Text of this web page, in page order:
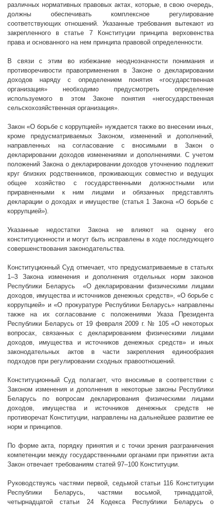
различных нормативных правовых актах, которые, в свою очередь,
должны обеспечивать комплексное регулирование
соответствующих отношений. Указанные требования вытекают из
закрепленного в статье 7 Конституции принципа верховенства
права и основанного на нем принципа правовой определенности.
В связи с этим во избежание неоднозначности понимания и
противоречивости правоприменения в Законе о декларировании
доходов наряду с определением понятия «государственная
организация» необходимо предусмотреть определение
используемого в этом Законе понятия «негосударственная
сельскохозяйственная организация».
Закон «О борьбе с коррупцией» нуждается также во внесении иных,
кроме предусматриваемых Законом, изменений и дополнений,
направленных на согласование с вносимыми в Закон о
декларировании доходов изменениями и дополнениями. С учетом
положений Закона о декларировании доходов уточнению подлежит
круг близких родственников, проживающих совместно и ведущих
общее хозяйство с государственными должностными или
приравненными к ним лицами и обязанных представлять
декларации о доходах и имуществе (статья 1 Закона «О борьбе с
коррупцией»).
Указанные недостатки Закона не влияют на оценку его
конституционности и могут быть исправлены в ходе последующего
совершенствования законодательства.
Конституционный Суд отмечает, что предусматриваемые в статьях
1–3 Закона изменения и дополнения отдельных норм законов
Республики Беларусь
«О декларировании физическими лицами
доходов, имущества и источников денежных средств», «О борьбе с
коррупцией» и «О прокуратуре Республики Беларусь» направлены
также на их согласование с положениями Указа Президента
Республики Беларусь от 19 февраля2009 г. № 105 «О некоторых
вопросах, связанных с декларированием физическими лицами
доходов, имущества и источников денежных средств» и иных
законодательных актов в части закрепления единообразия
подходов при регулировании сходных правоотношений.
Конституционный Суд полагает, что вносимые в соответствии с
Законом изменения и дополнения в некоторые законы Республики
Беларусь по вопросам декларирования физическими лицами
доходов, имущества и источников денежных средств не
противоречат Конституции, направлены на дальнейшее развитие ее
норм и принципов.
По форме акта, порядку принятия и с точки зрения разграничения
компетенции между государственными органами при принятии акта
Закон отвечает требованиям статей 97–100 Конституции.
Руководствуясь частями первой, седьмой статьи 116 Конституции
Республики Беларусь, частями восьмой, тринадцатой,
четырнадцатой статьи 24 Кодекса Республики Беларусь о